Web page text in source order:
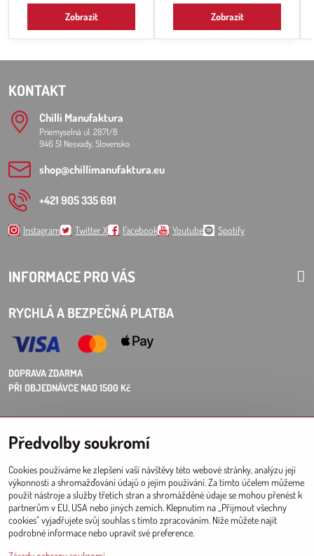
Zobrazit Zobrazit
KONTAKT
Chilli Manufaktura
Priemyselná ul. 2871/8
946 51 Nesvady, Slovensko
shop​@chillimanufaktura​.eu
+421 905 335 691
Instagram Twitter X Facebook Youtube Spotify
INFORMACE PRO VÁS
RYCHLÁ A BEZPEČNÁ PLATBA
DOPRAVA ZDARMA
PŘI OBJEDNÁVCE NAD 1500 Kč
Choose Eshop for your delivery country:
VELKOOBCHOD PRO PRODEJNY
Registrace l Přihlášenído velkoobchodu
Předvolby soukromí
Cookies používáme ke zlepšení vaší návštěvy této webové stránky, analýzu její
výkonnosti a shromažďování údajů o jejím používání. Za tímto účelem můžeme
použít nástroje a služby třetích stran a shromážděné údaje se mohou přenést k
partnerům v EU, USA nebo jiných zemích. Klepnutím na „Přijmout všechny
cookies" vyjadřujete svůj souhlas s tímto zpracováním. Níže můžete najít
podrobné informace nebo upravit své preference.